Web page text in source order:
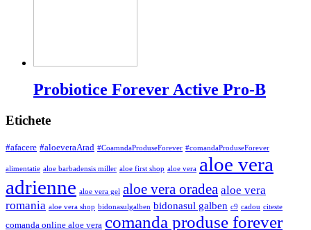
Probiotice Forever Active Pro-B
Etichete
#afacere #aloeveraArad #CoamndaProduseForever #comandaProduseForever
alimentatie aloe barbadensis miller aloe first shop aloe vera aloe vera
adrienne aloe vera gel aloe vera oradea aloe vera
romania aloe vera shop bidonasulgalben bidonasul galben c9 cadou citeste
comanda online aloe vera comanda produse forever